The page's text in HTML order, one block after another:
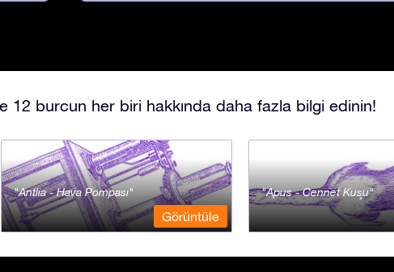
ve 12 burcun her biri hakkında daha fazla bilgi edinin!
Antlia - Hava Pompası
Görüntüle
Apus - Cennet Kuşu